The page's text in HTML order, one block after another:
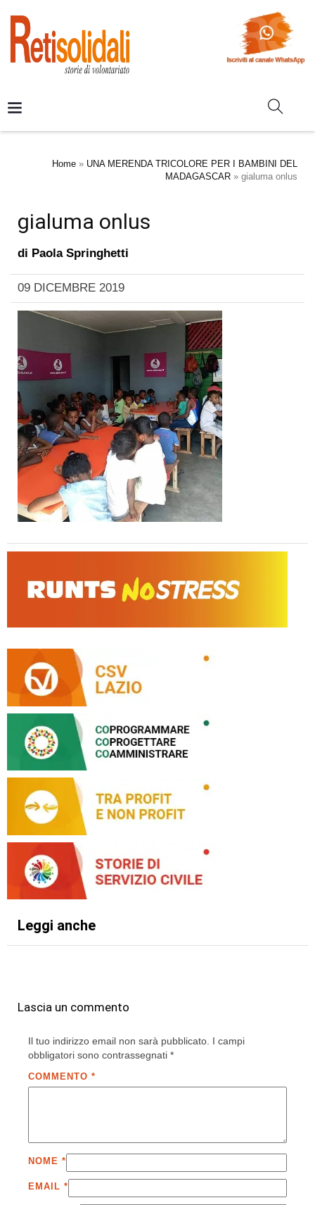
Home » UNA MERENDA TRICOLORE PER I BAMBINI DEL
MADAGASCAR » gialuma onlus
gialuma onlus
di Paola Springhetti
09 DICEMBRE 2019
Leggi anche
Lascia un commento
Il tuo indirizzo email non sarà pubblicato. I campi
obbligatori sono contrassegnati *
COMMENTO *
NOME *
EMAIL *